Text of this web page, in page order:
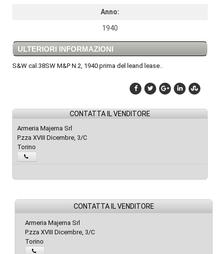
Anno:
1940
ULTERIORI INFORMAZIONI
S&W cal.38SW M&P N.2, 1940 prima del leand lease..
CONTATTA IL VENDITORE
Armeria Majerna Srl
P.zza XVIII Dicembre, 3/C
Torino
CONTATTA IL VENDITORE
Armeria Majerna Srl
P.zza XVIII Dicembre, 3/C
Torino